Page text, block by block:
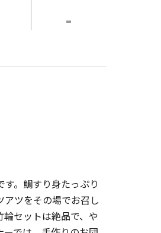
-
。鯛すり身たっぷり
ツをその場でお召し
輪セットは絶品で、や